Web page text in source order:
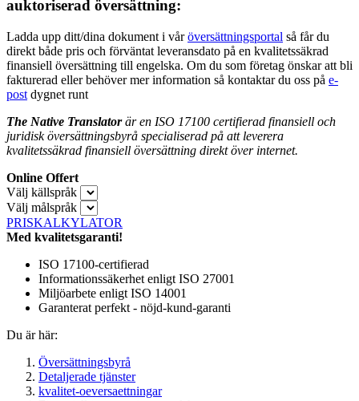
auktoriserad översättning:
Ladda upp ditt/dina dokument i våröversättningsportal så får du
direkt både pris och förväntat leveransdato på en kvalitetssäkrad
finansiell översättning till engelska. Om du som företag önskar att bli
fakturerad eller behöver mer information så kontaktar du oss på e-
post dygnet runt
The Native Translatorär en ISO 17100 certifierad finansiell och
juridisk översättningsbyrå specialiserad på att leverera
kvalitetssäkrad finansiell översättning direkt över internet.
Online Offert
Välj källspråk
Välj målspråk
PRISKALKYLATOR
Med kvalitetsgaranti!
ISO 17100-certifierad
Informationssäkerhet enligt ISO 27001
Miljöarbete enligt ISO 14001
Garanterat perfekt - nöjd-kund-garanti
Du är här:
Översättningsbyrå
Detaljerade tjänster
kvalitet-oeversaettningar